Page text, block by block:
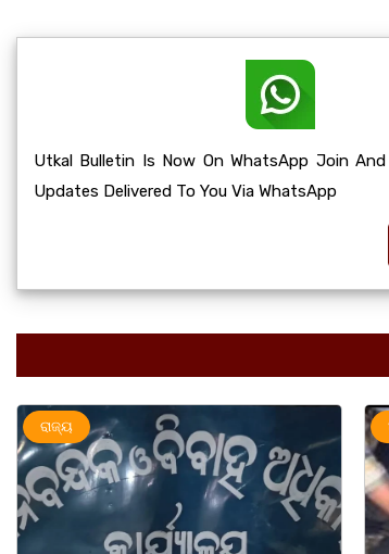
Utkal Bulletin Is Now On WhatsApp Join
Updates Delivered To You Via WhatsApp
ଅପରାଧ ରାଜ୍ୟ